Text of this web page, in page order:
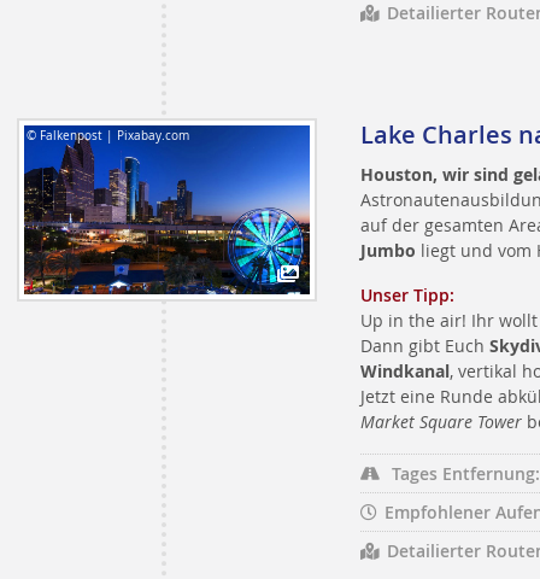
Detailierter
© Falkenpost | Pixabay.com Lake Charles
Houston, wir sind
auf der gesamten
Jumbo liegt und vom
Unser Tipp:
Up in the air! Ihr
Dann gibt Euch
Windkanal, vertikal
Jetzt eine Runde
Market Square Tower
Tages Entfernung:
Empfohlener
Detailierter